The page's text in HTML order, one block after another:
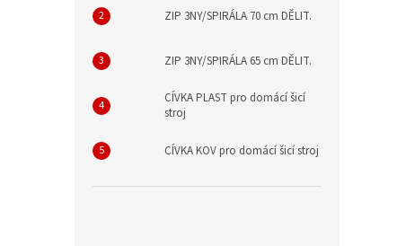
ZIP 3NY/SPIRÁLA 70 cm DĚLIT.
ZIP 3NY/SPIRÁLA 65 cm DĚLIT.
CÍVKA PLAST pro domácí šicí
stroj
CÍVKA KOV pro domácí šicí stroj